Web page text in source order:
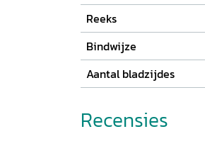
Reeks
Bindwijze
Aantal bladzijdes
Recensies